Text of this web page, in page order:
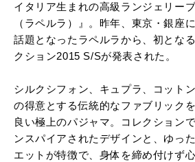
イタリア生まれの高級ランジェリー
（ラペルラ）』。昨年、東京・銀座
話題となったラペルラから、初とな
クション2015 S/Sが発表された。
シルクシフォン、キュプラ、コット
の得意とする伝統的なファブリック
良い極上のパジャマ。コレクション
ンスパイアされたデザインと、ゆっ
エットが特徴で、身体を締め付けず